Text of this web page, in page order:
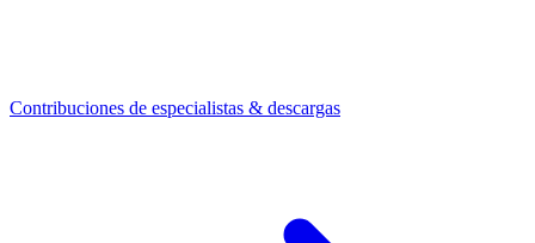
Contribuciones de especialistas & descargas